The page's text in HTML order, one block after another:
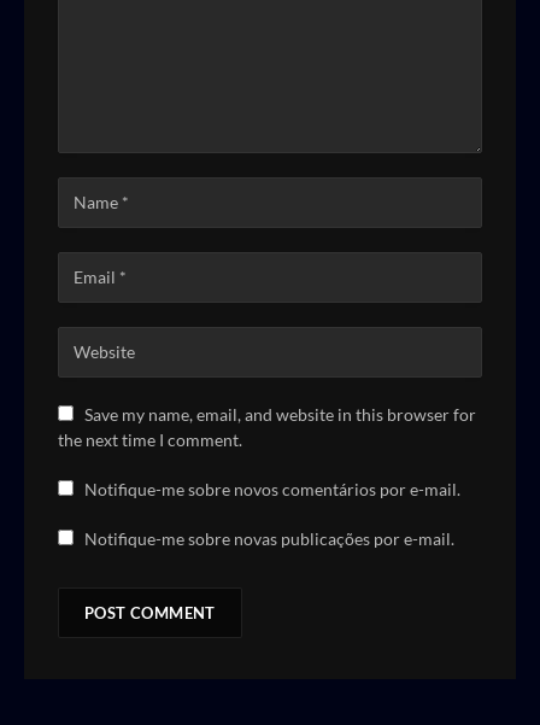
Save my name, email, and website in this browser for
the next time I comment.
Notifique-me sobre novos comentários por e-mail.
Notifique-me sobre novas publicações por e-mail.